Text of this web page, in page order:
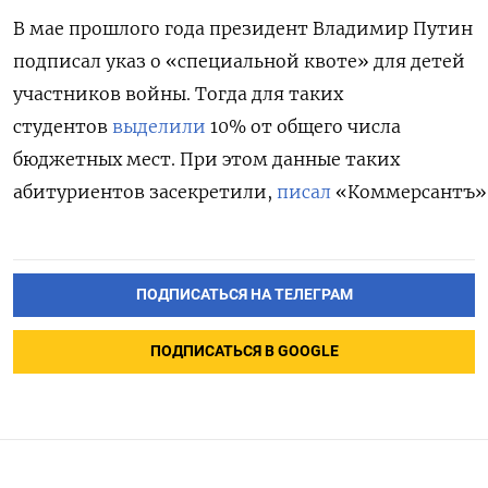
В мае прошлого года президент Владимир Путин
подписал указ о «специальной квоте» для детей
участников войны. Тогда для таких
студентов выделили 10% от общего числа
бюджетных мест. При этом данные таких
абитуриентов засекретили, писал
ПОДПИСАТЬСЯ НА ТЕЛЕГРАМ
ПОДПИСАТЬСЯ В GOOGLE